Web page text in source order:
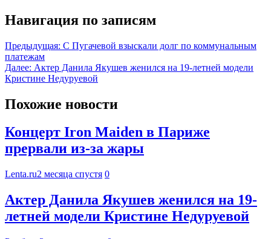
Навигация по записям
Предыдущая: С Пугачевой взыскали долг по коммунальным
платежам
Далее: Актер Данила Якушев женился на 19-летней модели
Кристине Недуруевой
Похожие новости
Концерт Iron Maiden в Париже
прервали из-за жары
Lenta.ru2 месяца спустя 0
Актер Данила Якушев женился на 19-
летней модели Кристине Недуруевой